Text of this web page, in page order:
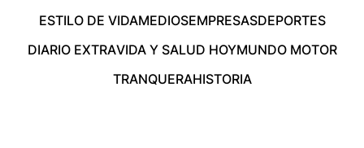
ESTILO DE VIDAMEDIOSEMPRESASDEPORTES
DIARIO EXTRAVIDA Y SALUD HOYMUNDO MOTOR
TRANQUERAHISTORIA